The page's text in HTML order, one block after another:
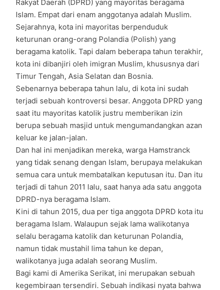
Rakyat Daerah (DPRD) yang mayoritas beragama
Islam. Empat dari enam anggotanya adalah Muslim.
Sejarahnya, kota ini mayoritas berpenduduk
keturunan orang-orang Polandia (Polish) yang
beragama katolik. Tapi dalam beberapa tahun terakhir,
kota ini dibanjiri oleh imigran Muslim, khususnya dari
Timur Tengah, Asia Selatan dan Bosnia.
Sebenarnya beberapa tahun lalu, di kota ini sudah
terjadi sebuah kontroversi besar. Anggota DPRD yang
saat itu mayoritas katolik justru memberikan izin
berupa sebuah masjid untuk mengumandangkan azan
keluar ke jalan-jalan.
Dan hal ini menjadikan mereka, warga Hamstranck
yang tidak senang dengan Islam, berupaya melakukan
semua cara untuk membatalkan keputusan itu. Dan itu
terjadi di tahun 2011 lalu, saat hanya ada satu anggota
DPRD-nya beragama Islam.
Kini di tahun 2015, dua per tiga anggota DPRD kota itu
beragama Islam. Walaupun sejak lama walikotanya
selalu beragama katolik dan keturunan Polandia,
namun tidak mustahil lima tahun ke depan,
walikotanya juga adalah seorang Muslim.
Bagi kami di Amerika Serikat, ini merupakan sebuah
kegembiraan tersendiri. Sebuah indikasi nyata bahwa